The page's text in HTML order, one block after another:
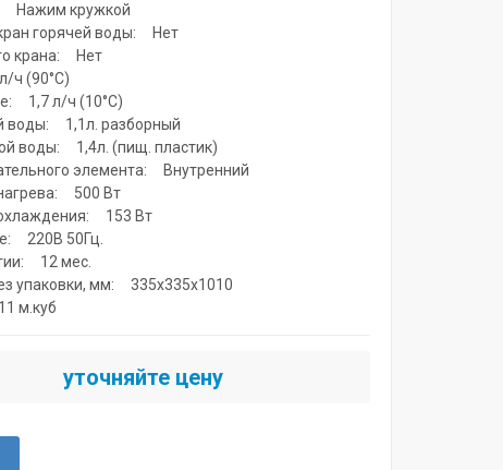
Нажим кружкой
горячей воды: Нет
крана: Нет
ч (90°С)
1,7 л/ч (10°С)
воды: 1,1л. разборный
воды: 1,4л. (пищ. пластик)
элемента: Внутренний
500 Вт
153 Вт
220В 50Гц.
12 мес.
упаковки, мм: 335х335х1010
м.куб
уточняйте цену